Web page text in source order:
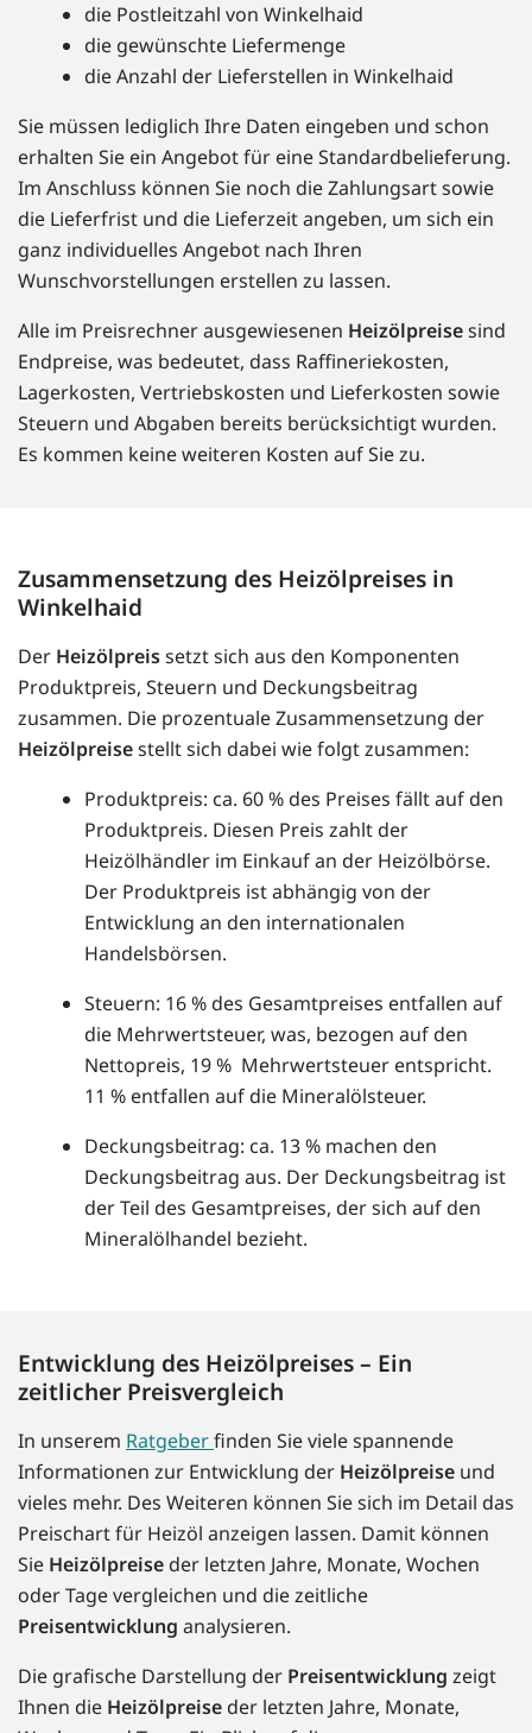
die Postleitzahl von Winkelhaid
die gewünschte Liefermenge
die Anzahl der Lieferstellen in Winkelhaid
Sie müssen lediglich Ihre Daten eingeben und schon
erhalten Sie ein Angebot für eine Standardbelieferung.
Im Anschluss können Sie noch die Zahlungsart sowie
die Lieferfrist und die Lieferzeit angeben, um sich ein
ganz individuelles Angebot nach Ihren
Wunschvorstellungen erstellen zu lassen.
Alle im Preisrechner ausgewiesenen Heizölpreisesind
Endpreise, was bedeutet, dass Raffineriekosten,
Lagerkosten, Vertriebskosten und Lieferkosten sowie
Steuern und Abgaben bereits berücksichtigt wurden.
Es kommen keine weiteren Kosten auf Sie zu.
Zusammensetzung des Heizölpreises in
Winkelhaid
Der Heizölpreissetzt sich aus den Komponenten
Produktpreis, Steuern und Deckungsbeitrag
zusammen. Die prozentuale Zusammensetzung der
Heizölpreisestellt sich dabei wie folgt zusammen:
Produktpreis: ca. 60 % des Preises fällt auf den
Produktpreis. Diesen Preis zahlt der
Heizölhändler im Einkauf an der Heizölbörse.
Der Produktpreis ist abhängig von der
Entwicklung an den internationalen
Handelsbörsen.
Steuern: 16 % des Gesamtpreises entfallen auf
die Mehrwertsteuer, was, bezogen auf den
Nettopreis, 19 % Mehrwertsteuer entspricht.
11 % entfallen auf die Mineralölsteuer.
Deckungsbeitrag: ca. 13 % machen den
Deckungsbeitrag aus. Der Deckungsbeitrag ist
der Teil des Gesamtpreises, der sich auf den
Mineralölhandel bezieht.
Entwicklung des Heizölpreises – Ein
zeitlicher Preisvergleich
In unserem Ratgeberfinden Sie viele spannende
Informationen zur Entwicklung der Heizölpreise und
vieles mehr. Des Weiteren können Sie sich im Detail das
Preischart für Heizöl anzeigen lassen. Damit können
Sie Heizölpreise der letzten Jahre, Monate, Wochen
oder Tage vergleichen und die zeitliche
Preisentwicklung analysieren.
Die grafische Darstellung der Preisentwicklung zeigt
Ihnen die Heizölpreise der letzten Jahre, Monate,